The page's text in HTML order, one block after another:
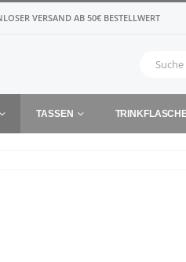
VERSAND AB 50€ BESTELLWERT
TASSEN